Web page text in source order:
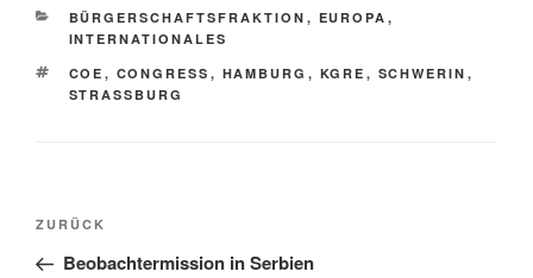
KATEGORIEN
BÜRGERSCHAFTSFRAKTION , EUROPA ,
INTERNATIONALES
SCHLAGWÖRTER
COE , CONGRESS , HAMBURG , KGRE , SCHWERIN ,
STRASSBURG
Beitragsnavigation
Vorheriger
Beitrag
ZURÜCK
Beobachtermission in Serbien